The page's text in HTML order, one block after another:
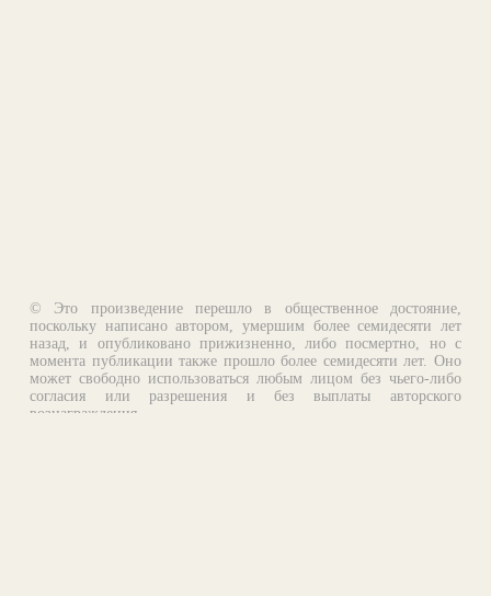
© Это произведение перешло в общественное достояние,
поскольку написано автором, умершим более семидесяти лет
назад, и опубликовано прижизненно, либо посмертно, но с
момента публикации также прошло более семидесяти лет. Оно
может свободно использоваться любым лицом без чьего-либо
согласия или разрешения и без выплаты авторского
вознаграждения.